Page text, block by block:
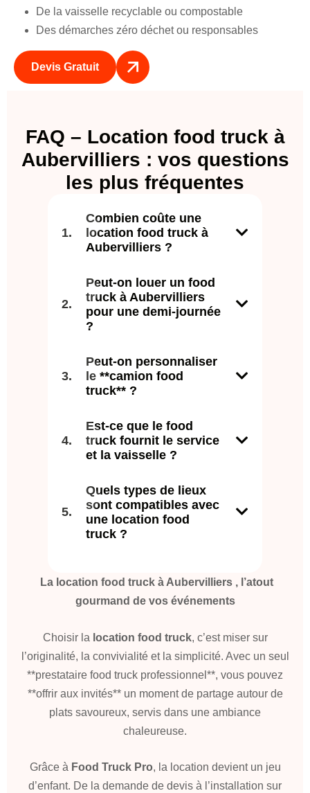
De la vaisselle recyclable ou compostable
Des démarches zéro déchet ou responsables
Devis Gratuit
FAQ – Location food truck à
Aubervilliers : vos questions
les plus fréquentes
Combien coûte une
location food truck à
Aubervilliers ?
Peut-on louer un food
truck à Aubervilliers
pour une demi-journée
?
Peut-on personnaliser
le **camion food
truck** ?
Est-ce que le food
truck fournit le service
et la vaisselle ?
Quels types de lieux
sont compatibles avec
une location food
truck ?
La location food truck à Aubervilliers , l’atout
gourmand de vos événements
Choisir la location food truck, c’est miser sur
l’originalité, la convivialité et la simplicité. Avec un seul
**prestataire food truck professionnel**, vous pouvez
**offrir aux invités** un moment de partage autour de
plats savoureux, servis dans une ambiance
chaleureuse.
Grâce à Food Truck Pro, la location devient un jeu
d’enfant. De la demande de devis à l’installation sur